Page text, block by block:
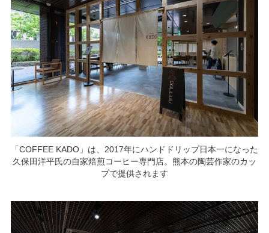
「COFFEE KADO」は、2017年にハンドドリップ日本一になった
久保田洋平氏の自家焙煎コーヒー専門店。熊本の陶芸作家のカッ
プで提供されます